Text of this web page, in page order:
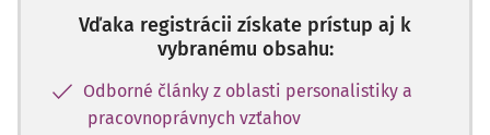
Vďaka registrácii získate prístup aj k
vybranému obsahu:
Odborné články z oblasti personalistiky a
pracovnoprávnych vzťahov